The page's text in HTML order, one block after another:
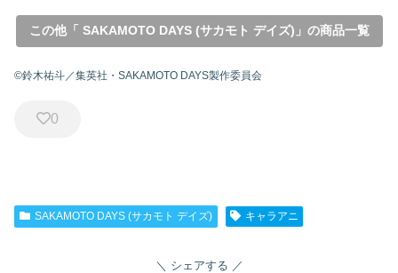
この他「 SAKAMOTO DAYS (サカモト デイズ)」の商品一覧
©鈴木祐斗／集英社・SAKAMOTO DAYS製作委員会
0
SAKAMOTO DAYS (サカモト デイズ) キャラアニ
シェアする